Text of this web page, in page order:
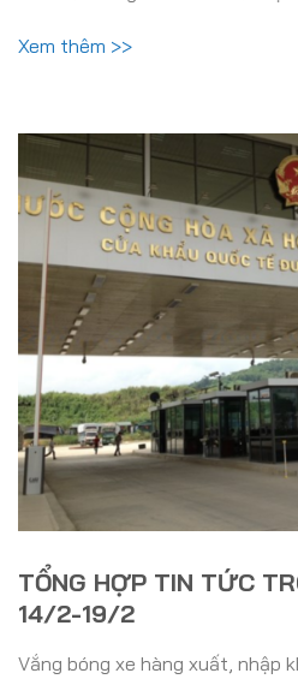
Xem thêm >>
TỔNG HỢP TIN TỨC
14/2-19/2
Vắng bóng xe hàng xuất, nhập